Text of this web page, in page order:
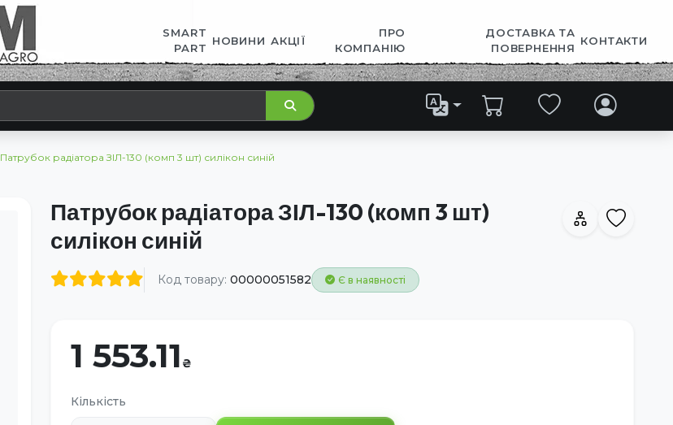
SMART
PART
НОВИНИ АКЦІЇ
ПРО
КОМПАНІЮ
ДОСТАВКА ТА
ПОВЕРНЕННЯ
КОНТАКТИ
Патрубок радіатора ЗІЛ-130 (комп 3 шт) силікон синій
Патрубок радіатора ЗІЛ-130 (комп 3 шт)
силікон синій
Код товару: 00000051582 Є в наявності
1 553.11
Кількість